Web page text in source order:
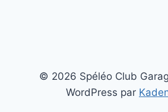
© 2026 Spéléo Club
WordPress par